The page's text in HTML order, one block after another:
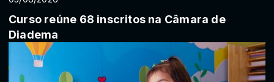
Curso reúne 68 inscritos na Câmara de
Diadema